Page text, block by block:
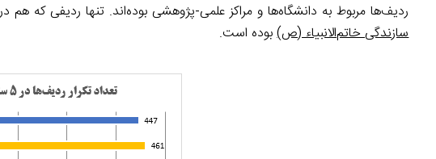
ردیف‌ها مربوط به دانشگاه‌ها و مراکز علمی-پژوهشی بوده‌اند. تنها ردیفی که هم در ۱۳۹۹ و هم در ۱۴۰۰ از لایحه به قانون اضافه‌شده
سازندگی خاتم‌الانبیاء (ص)بوده است.